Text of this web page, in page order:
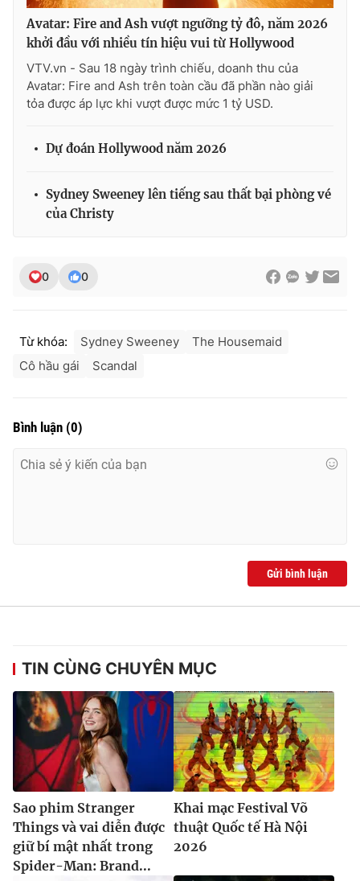
Avatar: Fire and Ash vượt ngưỡng tỷ đô, năm 2026
khởi đầu với nhiều tín hiệu vui từ Hollywood
VTV.vn - Sau 18 ngày trình chiếu, doanh thu của
Avatar: Fire and Ash trên toàn cầu đã phần nào giải
tỏa được áp lực khi vượt được mức 1 tỷ USD.
Dự đoán Hollywood năm 2026
Sydney Sweeney lên tiếng sau thất bại phòng vé
của Christy
0 0
Từ khóa: Sydney Sweeney
The Housemaid
Cô hầu gái
Scandal
Bình luận (0)
Gửi bình luận
TIN CÙNG CHUYÊN MỤC
Sao phim Stranger
Things và vai diễn được
giữ bí mật nhất trong
Spider-Man: Brand...
Khai mạc Festival Võ
thuật Quốc tế Hà Nội
2026